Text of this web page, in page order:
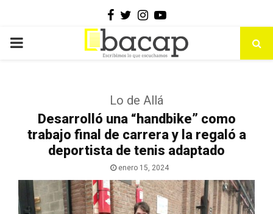
Facebook
Twitter
Instagram
Youtube
PRIMARY
Lo de Allá
Desarrolló una “handbike” como
trabajo final de carrera y la regaló a
deportista de tenis adaptado
enero 15, 2024